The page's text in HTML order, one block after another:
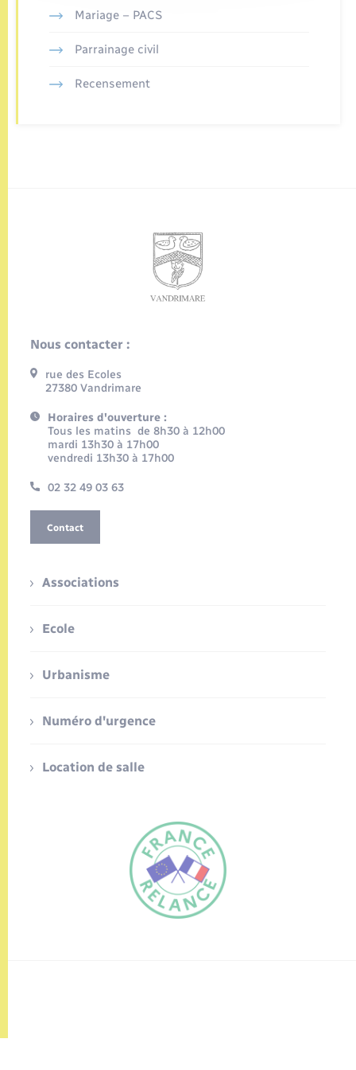
FR
Mariage – PACS
Parrainage civil
Recensement
Nous contacter :
rue des Ecoles
27380 Vandrimare
Horaires d'ouverture :
Tous les matins de 8h30 à 12h00
mardi 13h30 à 17h00
vendredi 13h30 à 17h00
02 32 49 03 63
Contact
Associations
Ecole
Urbanisme
Numéro d'urgence
Location de salle